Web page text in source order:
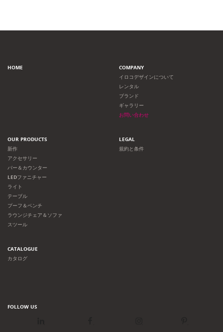
HOME
COMPANY
イロコデザインについて
レンタル
ブランド
ギャラリー
お問い合わせ
OUR PRODUCTS
新作
アクセサリー
バー＆カウンター
LEDファニチャー
ライト
テーブル
プーフ＆ベンチ
ラウンジチェア＆ソファ
スツール
LEGAL
規約と条件
CATALOGUE
カタログ
FOLLOW US